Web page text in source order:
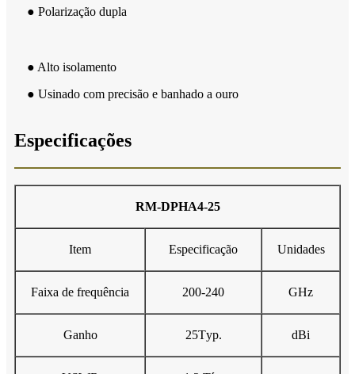
● Polarização dupla
● Alto isolamento
● Usinado com precisão e banhado a ouro
Especificações
RM-DPHA4-25
Item Especificação Unidades
Faixa de frequência 200-240 GHz
Ganho 25Typ. dBi